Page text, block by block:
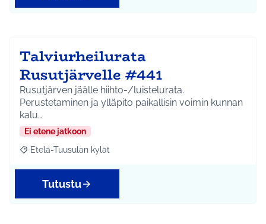
Talviurheilurata
Rusutjärvelle #441
Rusutjärven jäälle hiihto-/luistelurata.
Perustetaminen ja ylläpito paikallisin voimin kunnan
kalu…
Ei etene jatkoon
Rajaa tulokset aihepiirin mukaan: Etelä-Tuusulan kylät
Etelä-Tuusulan kylät
Tutustu